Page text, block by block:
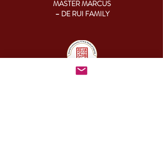
MASTER MARCUS
– DE RUI FAMILY